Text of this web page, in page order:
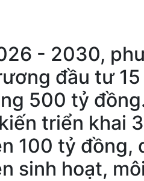
- 2030,
đầu tư
500 tỷ
triển khai
100 tỷ đồng,
sinh hoạt,